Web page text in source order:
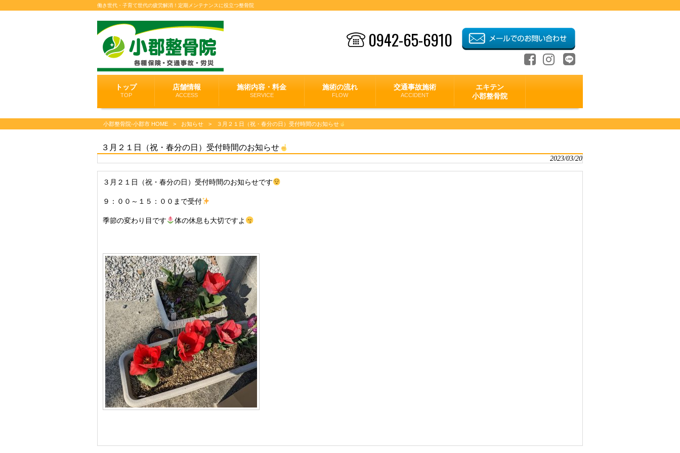
働き世代・子育て世代の疲労解消！定期メンテナンスに役立つ整骨院
0942-65-6910
トップ
TOP
店舗情報
ACCESS
施術内容・料金
SERVICE
施術の流れ
FLOW
交通事故施術
ACCIDENT
エキテン
小郡整骨院
小郡整骨院-小郡市 HOME > お知らせ > ３月２１日（祝・春分の日）受付時間のお知らせ
３月２１日（祝・春分の日）受付時間のお知らせ
2023/03/20
３月２１日（祝・春分の日）受付時間のお知らせです
９：００～１５：００まで受付
季節の変わり目です 体の休息も大切ですよ